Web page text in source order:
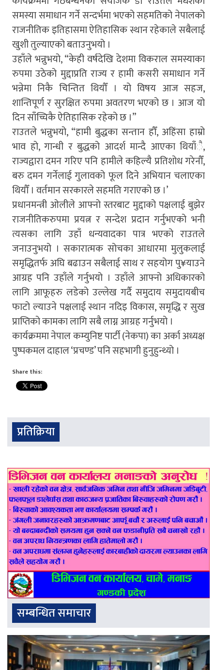
समस्या समाधान गर्ने सन्दर्भमा भएको सहमतिको नेपालको
राजनीतिक इतिहासमा ऐतिहासिक स्थान रहेकाले सबैलाई
खुशी तुल्याएको बताउनुभयो ।
उहाँले भन्नुभयो, “केही वर्षदेखि देशमा विकराल समस्याका
रुपमा उठेको मुद्दाप्रति राज्य र हामी कसरी समाधान गर्ने
भन्नेमा निकै चिन्तित थियौँ । यो विषय आज सहज,
शान्तिपूर्ण र सुरक्षित रुपमा अवतरण भएको छ । आज यो
दिन साँच्चिकै ऐतिहासिक रहेको छ ।”
राउतले भन्नुभयो, “हामी बुद्धका सन्तान हौँ, अहिंसा हाम्रो
भाव हो, गान्धी र बुद्धको आदर्श मान्दै आएका थियाँै,
राज्यद्वारा दमन गरिए पनि हामीले कहिल्यै प्रतिशोध गरेनौँ,
बरु दमन गर्नेलाई गुलावको फूल दिने अभियान चलाएका
थियौँ । वर्तमान सरकारले सहमति गराएको छ ।’
प्रधानमन्त्री ओलीले आफ्नो स्तरबाट मुद्दाको पक्षलाई बुझेर
राजनीतिकरुपमा प्रयत्न र सन्देश प्रदान गर्नुभएको भनी
त्यसका लागि उहाँ धन्यवादका पात्र भएको राउतले
जनाउनुभयो । सकारात्मक सोचका आधारमा मुलुकलाई
समृद्धितर्फ अघि बढाउन सबैलाई साथ र सहयोग पु¥याउने
आग्रह पनि उहाँले गर्नुभयो । उहाँले आफ्नो अधिकारको
लागि आफूहरु लडेको उल्लेख गर्दै समुदाय समुदायबीच
फाटो ल्याउने पक्षलाई स्थान नदिइ विकास, समृद्धि र सुख
प्राप्तिको कामका लागि सबै लाग्न आग्रह गर्नुभयो ।
कार्यक्रममा नेपाल कम्युनिष्ट पार्टी (नेकपा) का अर्का अध्यक्ष
पुष्पकमल दाहाल ‘प्रचण्ड’ पनि सहभागी हुनुहुन्थ्यो ।
Share this:
प्रतिक्रिया
सम्बन्धित समाचार